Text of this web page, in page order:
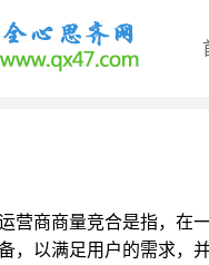
营商商量竞合是指，在
，以满足用户的需求，